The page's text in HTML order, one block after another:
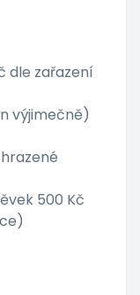
dle zařazení
výjimečně)
500 Kč